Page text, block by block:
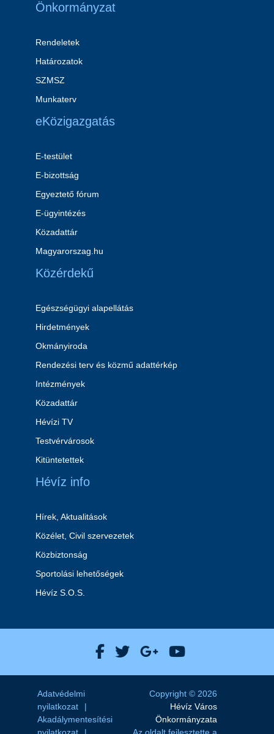
Önkormányzat
Rendeletek
Határozatok
SZMSZ
Munkaterv
eKözigazgatás
E-testület
E-bizottság
Egyeztető fórum
E-ügyintézés
Közadattár
Magyarorszag.hu
Közérdekű
Egészségügyi alapellátás
Hirdetmények
Okmányiroda
Rendezési terv és közmű adattérkép
Intézmények
Közadattár
Hévízi TV
Testvérvárosok
Kitüntetettek
Hévíz info
Hírek, Aktualitások
Közélet, Civil szervezetek
Közbiztonság
Sportolási lehetőségek
Hévíz S.O.S.
Hévíz Város Facebook
Hévíz Város X
Hévíz Város
Hévíz Város
Adatvédelmi
nyilatkozat
Akadálymentesítési
Copyright © 2026
Hévíz Város
Önkormányzata